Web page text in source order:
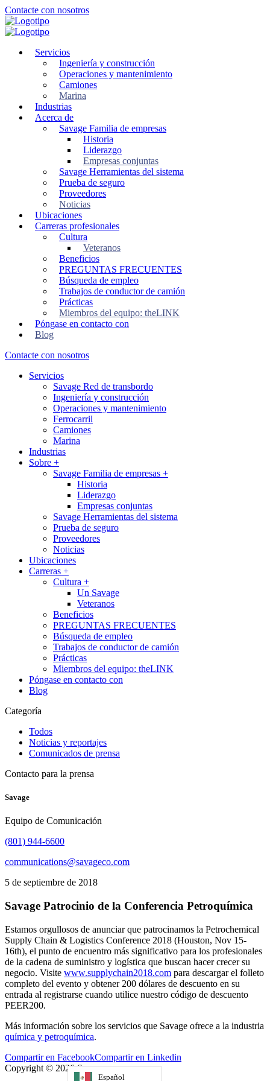
Ir
al
contenido
Contacte con nosotros
Servicios
Ingeniería y construcción
Operaciones y mantenimiento
Camiones
Marina
Industrias
Acerca de
Savage Familia de empresas
Historia
Liderazgo
Empresas conjuntas
Savage Herramientas del sistema
Prueba de seguro
Proveedores
Noticias
Ubicaciones
Carreras profesionales
Cultura
Veteranos
Beneficios
PREGUNTAS FRECUENTES
Búsqueda de empleo
Trabajos de conductor de camión
Prácticas
Miembros del equipo: theLINK
Póngase en contacto con
Blog
Contacte con nosotros
Servicios
Savage Red de transbordo
Ingeniería y construcción
Operaciones y mantenimiento
Ferrocarril
Camiones
Marina
Industrias
Sobre +
Savage Familia de empresas +
Historia
Liderazgo
Empresas conjuntas
Savage Herramientas del sistema
Prueba de seguro
Proveedores
Noticias
Ubicaciones
Carreras +
Cultura +
Un Savage
Veteranos
Beneficios
PREGUNTAS FRECUENTES
Búsqueda de empleo
Trabajos de conductor de camión
Prácticas
Miembros del equipo: theLINK
Póngase en contacto con
Blog
Categoría
Todos
Noticias y reportajes
Comunicados de prensa
Contacto para la prensa
Savage
Equipo de Comunicación
(801) 944-6600
communications@savageco.com
5 de septiembre de 2018
Savage Patrocinio de la Conferencia Petroquímica
Estamos orgullosos de anunciar que patrocinamos la Petrochemical
Supply Chain & Logistics Conference 2018 (Houston, Nov 15-
16th), el punto de encuentro más significativo para los profesionales
de la cadena de suministro y logística que buscan hacer crecer su
negocio. Visite www.supplychain2018.com para descargar el folleto
completo del evento y obtener 200 dólares de descuento en su
entrada al registrarse cuando utilice nuestro código de descuento
PEER200.
Más información sobre los servicios que Savage ofrece a la industria
química y petroquímica.
Compartir en FacebookCompartir en Linkedin
Copyright © 2026 Savage .Política de privacidad
Español